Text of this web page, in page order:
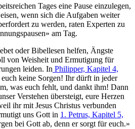
Tages eine Pause einzulegen,
wenn sich die Aufgaben weiter
zu werden, raten Experten zu
am Tag.
oder Bibellesen helfen, Ängste
von Weisheit und Ermutigung für
leiden. In Philipper, Kapitel 4,
euch keine Sorgen! Ihr dürft in jeder
was euch fehlt, und dankt ihm! Dann
Verstehen übersteigt, eure Herzen
ihr mit Jesus Christus verbunden
uns Gott in 1. Petrus, Kapitel 5,
bei Gott ab, denn er sorgt für euch.»